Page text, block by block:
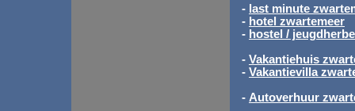
- last minute
- hotel zwartemeer
- hostel /
- Vakantiehuis
- Vakantievilla
- Autoverhuur